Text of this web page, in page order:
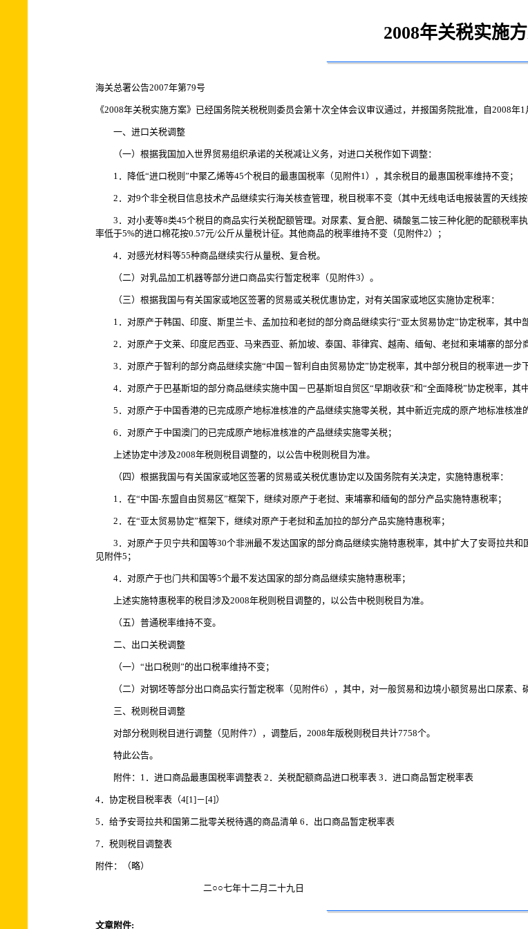
2008年关税实施
海关总署公告2007年第79号
《2008年关税实施方案》已经国务院关税税则委员会第十次全体会议审议通过，并报国务院批准，自2008年
一、进口关税调整
（一）根据我国加入世界贸易组织承诺的关税减让义务，对进口关税作如下调整：
1．降低“进口税则”中聚乙烯等45个税目的最惠国税率（见附件1），其余税目的最惠国税率维持不变；
2．对9个非全税目信息技术产品继续实行海关核查管理，税目税率不变（其中无线电话电报装置的天线按
3．对小麦等8类45个税目的商品实行关税配额管理。对尿素、复合肥、磷酸氢二铵三种化肥的配额税率
率低于5%的进口棉花按0.57元/公斤从量税计征。其他商品的税率维持不变（见附件2）；
4．对感光材料等55种商品继续实行从量税、复合税。
（二）对乳品加工机器等部分进口商品实行暂定税率（见附件3）。
（三）根据我国与有关国家或地区签署的贸易或关税优惠协定，对有关国家或地区实施协定税率：
1．对原产于韩国、印度、斯里兰卡、孟加拉和老挝的部分商品继续实行“亚太贸易协定”协定税率，其中
2．对原产于文莱、印度尼西亚、马来西亚、新加坡、泰国、菲律宾、越南、缅甸、老挝和柬埔寨的部分
3．对原产于智利的部分商品继续实施“中国－智利自由贸易协定”协定税率，其中部分税目的税率进一步
4．对原产于巴基斯坦的部分商品继续实施中国－巴基斯坦自贸区“早期收获”和“全面降税”协定税率，其
5．对原产于中国香港的已完成原产地标准核准的产品继续实施零关税，其中新近完成的原产地标准核准
6．对原产于中国澳门的已完成原产地标准核准的产品继续实施零关税；
上述协定中涉及2008年税则税目调整的，以公告中税则税目为准。
（四）根据我国与有关国家或地区签署的贸易或关税优惠协定以及国务院有关决定，实施特惠税率：
1．在“中国-东盟自由贸易区”框架下，继续对原产于老挝、柬埔寨和缅甸的部分产品实施特惠税率；
2．在“亚太贸易协定”框架下，继续对原产于老挝和孟加拉的部分产品实施特惠税率；
3．对原产于贝宁共和国等30个非洲最不发达国家的部分商品继续实施特惠税率，其中扩大了安哥拉共和
见附件5；
4．对原产于也门共和国等5个最不发达国家的部分商品继续实施特惠税率；
上述实施特惠税率的税目涉及2008年税则税目调整的，以公告中税则税目为准。
（五）普通税率维持不变。
二、出口关税调整
（一）“出口税则”的出口税率维持不变；
（二）对钢坯等部分出口商品实行暂定税率（见附件6），其中，对一般贸易和边境小额贸易出口尿素、
三、税则税目调整
对部分税则税目进行调整（见附件7），调整后，2008年版税则税目共计7758个。
特此公告。
附件：1．进口商品最惠国税率调整表 2．关税配额商品进口税率表 3．进口商品暂定税率表
4．协定税目税率表（4[1]－[4]）
5．给予安哥拉共和国第二批零关税待遇的商品清单 6．出口商品暂定税率表
7．税则税目调整表
附件：（略）
二○○七年十二月二十九日
文章附件: